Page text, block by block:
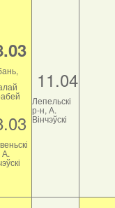
А.
11.04
Лепельскі
р-н, А.
Вінчэўскі